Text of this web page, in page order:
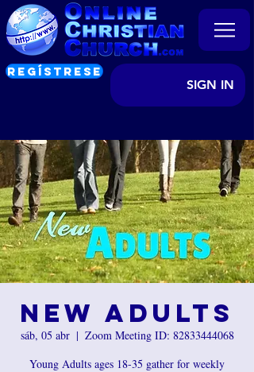
REGÍSTRESE
SIGN IN
New Adults
sáb, 05 abr
  |
Zoom Meeting ID: 82833444068
Young Adults ages 18-35 gather for weekly